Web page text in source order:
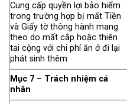
Cung cấp quyền lợi bảo hiểm
trong trường hợp bị mất Tiền
và Giấy tờ thông hành mang
theo do mất cắp hoặc thiên
tai cộng với chi phí ăn ở đi lại
phát sinh thêm
Mục 7 – Trách nhiệm cá
nhân